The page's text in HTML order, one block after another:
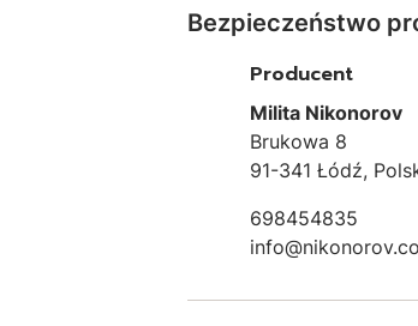
Bezpieczeństwo
Producent
Milita Nikonorov
Brukowa 8
91-341 Łódź,
698454835